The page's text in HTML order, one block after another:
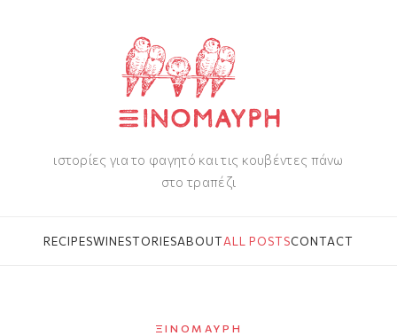
ιστορίες για το φαγητό και τις κουβέντες πάνω
στο τραπέζι
RECIPESWINESTORIESABOUTALL POSTSCONTACT
ΞΙΝΌΜΑΥΡΗ